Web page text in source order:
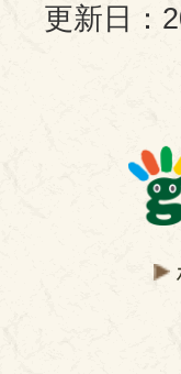
更新日：